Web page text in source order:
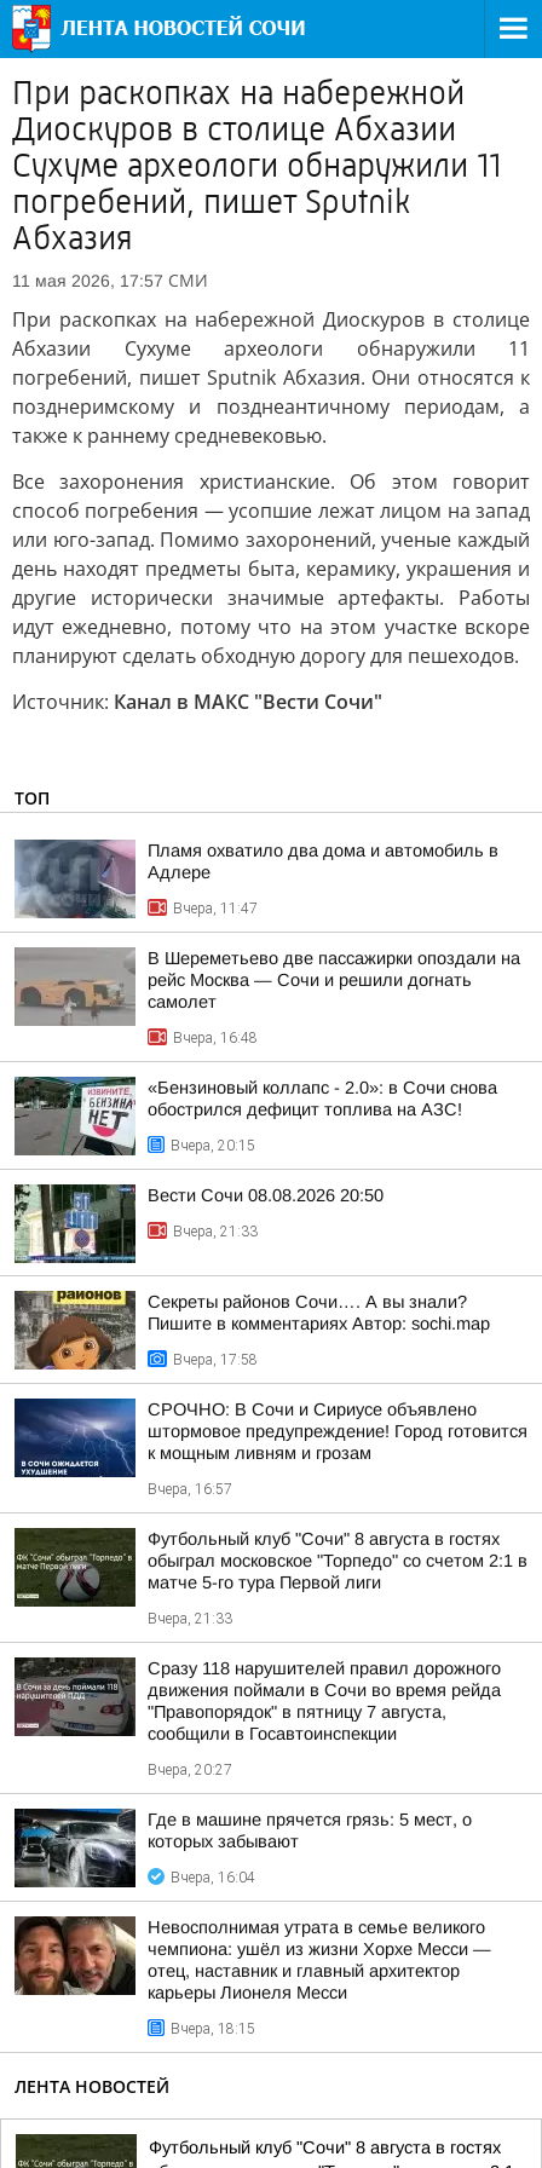
При раскопках на набережной
Диоскуров в столице Абхазии
Сухуме археологи обнаружили 11
погребений, пишет Sputnik
Абхазия
11 мая 2026, 17:57 СМИ
При раскопках на набережной Диоскуров в столице
Абхазии Сухуме археологи обнаружили 11
погребений, пишет Sputnik Абхазия. Они относятся к
позднеримскому и позднеантичному периодам, а
также к раннему средневековью.
Все захоронения христианские. Об этом говорит
способ погребения — усопшие лежат лицом на запад
или юго-запад. Помимо захоронений, ученые каждый
день находят предметы быта, керамику, украшения и
другие исторически значимые артефакты. Работы
идут ежедневно, потому что на этом участке вскоре
планируют сделать обходную дорогу для пешеходов.
Источник: Канал в МАКС "Вести Сочи"
ТОП
Пламя охватило два дома и автомобиль в
Адлере
Вчера, 11:47
В Шереметьево две пассажирки опоздали на
рейс Москва — Сочи и решили догнать
самолет
Вчера, 16:48
«Бензиновый коллапс - 2.0»: в Сочи снова
обострился дефицит топлива на АЗС!
Вчера, 20:15
Вести Сочи 08.08.2026 20:50
Вчера, 21:33
Секреты районов Сочи…. А вы знали?
Пишите в комментариях Автор: sochi.map
Вчера, 17:58
СРОЧНО: В Сочи и Сириусе объявлено
штормовое предупреждение! Город готовится
к мощным ливням и грозам
Вчера, 16:57
Футбольный клуб "Сочи" 8 августа в гостях
обыграл московское "Торпедо" со счетом 2:1 в
матче 5-го тура Первой лиги
Вчера, 21:33
Сразу 118 нарушителей правил дорожного
движения поймали в Сочи во время рейда
"Правопорядок" в пятницу 7 августа,
сообщили в Госавтоинспекции
Вчера, 20:27
Где в машине прячется грязь: 5 мест, о
которых забывают
Вчера, 16:04
Невосполнимая утрата в семье великого
чемпиона: ушёл из жизни Хорхе Месси —
отец, наставник и главный архитектор
карьеры Лионеля Месси
Вчера, 18:15
ЛЕНТА НОВОСТЕЙ
Футбольный клуб "Сочи" 8 августа в гостях